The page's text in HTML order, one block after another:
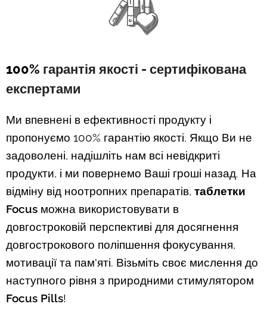
100% гарантія якості - сертифікована
експертами
Ми впевнені в ефективності продукту і
пропонуємо 100% гарантію якості. Якщо Ви не
задоволені, надішліть нам всі невідкриті
продукти, і ми повернемо Ваші гроші назад. На
відміну від ноотропних препаратів, таблетки
Focus можна використовувати в
довгостроковій перспективі для досягнення
довгострокового поліпшення фокусування,
мотивації та пам'яті. Візьміть своє мислення до
наступного рівня з природними стимулятором
Focus Pills!